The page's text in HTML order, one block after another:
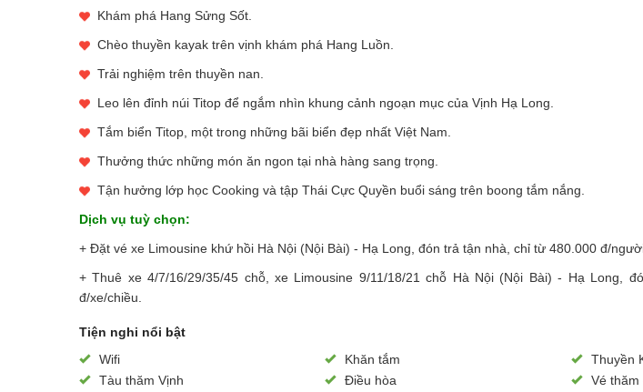
Khám phá Hang Sửng Sốt.
Chèo thuyền kayak trên vịnh khám phá Hang Luồn.
Trải nghiệm trên thuyền nan.
Leo lên đỉnh núi Titop để ngắm nhìn khung cảnh ngoạn mục của Vịnh Hạ Long.
Tắm biển Titop, một trong những bãi biển đẹp nhất Việt Nam.
Thưởng thức những món ăn ngon tại nhà hàng sang trọng.
Tận hưởng lớp học Cooking và tập Thái Cực Quyền buổi sáng trên boong tắm nắng.
Dịch vụ tuỳ chọn:
+ Đặt vé xe Limousine khứ hồi Hà Nội (Nội Bài) - Hạ Long, đón trả tận nhà, chỉ từ 480.000 đ/
+ Thuê xe 4/7/16/29/35/45 chỗ, xe Limousine 9/11/18/21 chỗ Hà Nội (Nội Bài) - Hạ Long,
đ/xe/chiều.
Tiện nghi nổi bật
Wifi
Khăn tắm
Thuyền
Tàu thăm Vịnh
Điều hòa
Vé thăm